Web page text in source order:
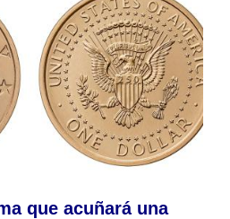
que acuñará una